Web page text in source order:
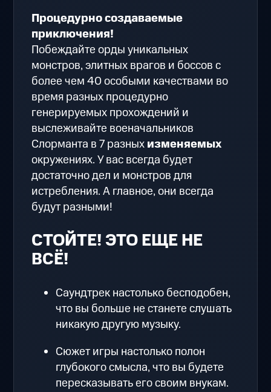
Процедурно создаваемые
приключения!
Побеждайте орды уникальных
монстров, элитных врагов и боссов с
более чем 40 особыми качествами во
время разных процедурно
генерируемых прохождений и
выслеживайте военачальников
Слорманта в 7 разныхизменяемых
окружениях. У вас всегда будет
достаточно дел и монстров для
истребления. А главное, они всегда
будут разными!
СТОЙТЕ! ЭТО ЕЩЕ НЕ
ВСЁ!
Саундтрек настолько бесподобен,
что вы больше не станете слушать
никакую другую музыку.
Сюжет игры настолько полон
глубокого смысла, что вы будете
пересказывать его своим внукам.